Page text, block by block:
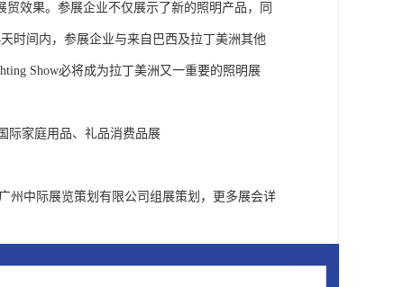
效果。参展企业不仅展示了新的照明产品，同
时间内，参展企业与来自巴西及拉丁美洲其他
Show必将成为拉丁美洲又一重要的照明展
际家庭用品、礼品消费品展
州中际展览策划有限公司组展策划，更多展会详